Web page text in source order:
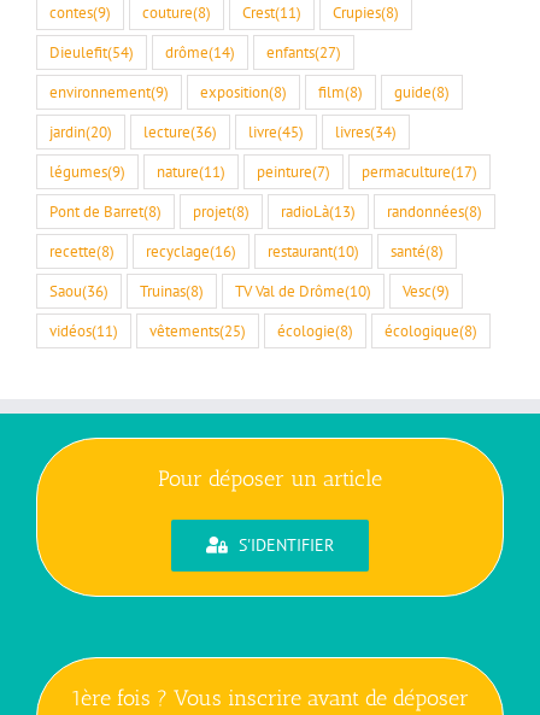
contes(9) couture(8) Crest(11) Crupies(8)
Dieulefit(54) drôme(14) enfants(27)
environnement(9) exposition(8) film(8) guide(8)
jardin(20) lecture(36) livre(45) livres(34)
légumes(9) nature(11) peinture(7) permaculture(17)
Pont de Barret(8) projet(8) radioLà(13) randonnées(8)
recette(8) recyclage(16) restaurant(10) santé(8)
Saou(36) Truinas(8) TV Val de Drôme(10) Vesc(9)
vidéos(11) vêtements(25) écologie(8) écologique(8)
Pour déposer un article
S'IDENTIFIER
1ère fois ? Vous inscrire avant de déposer